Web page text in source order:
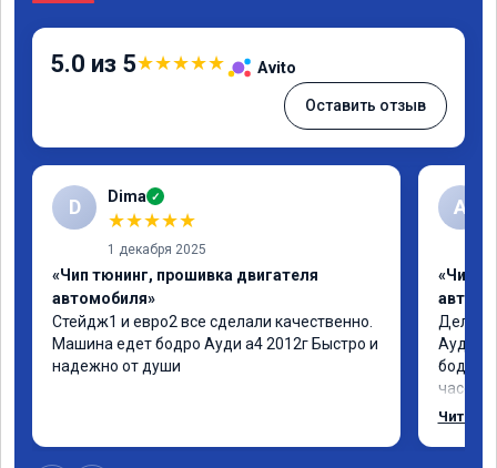
5.0 из 5★★★★★ Avito
Оставить отзыв
D Dima ✓
★★★★★
1 декабря 2025
«Чип тюнинг, прошивка двигателя
автомобиля»
Стейдж1 и евро2 все сделали качественно.
Машина едет бодро Ауди а4 2012г Быстро и
надежно от души
А
«Чип
Делал
как
Читать